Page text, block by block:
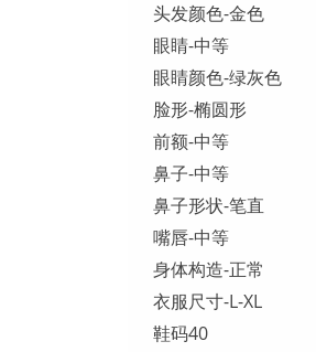
头发颜色-金色
眼睛-中等
眼睛颜色-绿灰色
脸形-椭圆形
前额-中等
鼻子-中等
鼻子形状-笔直
嘴唇-中等
身体构造-正常
衣服尺寸-L-XL
鞋码40